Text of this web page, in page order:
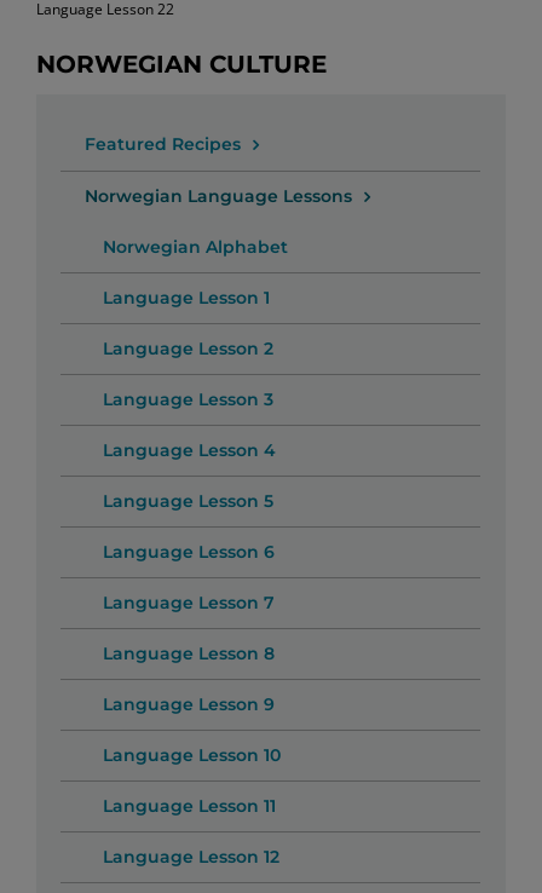
Language Lesson 22
NORWEGIAN CULTURE
Featured Recipes
Norwegian Language Lessons
Norwegian Alphabet
Language Lesson 1
Language Lesson 2
Language Lesson 3
Language Lesson 4
Language Lesson 5
Language Lesson 6
Language Lesson 7
Language Lesson 8
Language Lesson 9
Language Lesson 10
Language Lesson 11
Language Lesson 12